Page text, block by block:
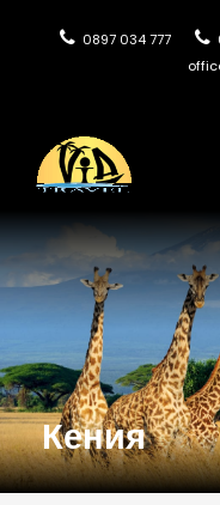
0897 034 777
Кения